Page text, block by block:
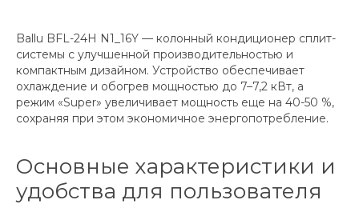
Ballu BFL-24H N1_16Y — колонный кондиционер сплит-
системы с улучшенной производительностью и
компактным дизайном. Устройство обеспечивает
охлаждение и обогрев мощностью до 7–7,2 кВт, а
режим «Super» увеличивает мощность еще на 40-50 %,
сохраняя при этом экономичное энергопотребление.
Основные характеристики и
удобства для пользователя